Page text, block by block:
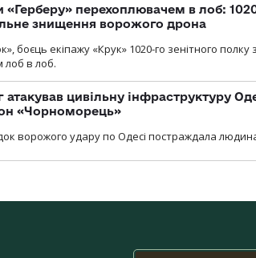
«Герберу» перехоплювачем в лоб:
знищення ворожого дрона
боєць екіпажу «Крук» 1020-го зенітного
лоб в лоб.
атакував цивільну інфраструктуру
«Чорноморець»
ворожого удару по Одесі постраждала